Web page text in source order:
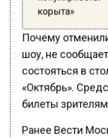
корыта»
Почему
шоу, не
состояться в
«Октябрь».
билеты
Ранее Вести